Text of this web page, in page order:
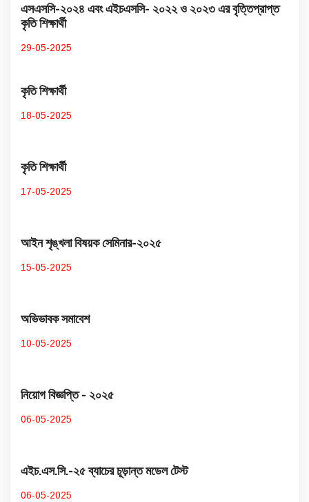
এসএসসি-২০২৪ এবং এইচএসসি- ২০২২ ও ২০২৩ এর বৃত্তিপ্রাপ্ত
কৃতি শিক্ষার্থী
29-05-2025
কৃতি শিক্ষার্থী
18-05-2025
কৃতি শিক্ষার্থী
17-05-2025
আইন শৃঙ্খলা বিষয়ক সেমিনার-২০২৫
15-05-2025
অভিভাবক সমাবেশ
10-05-2025
নিয়োগ বিজ্ঞপ্তি - ২০২৫
06-05-2025
এইচ.এস.সি.-২৫ ব্যাচের চূড়ান্ত মডেল টেস্ট
06-05-2025